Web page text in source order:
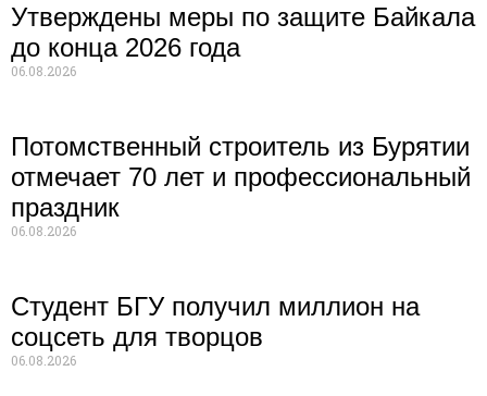
Утверждены меры по защите Байкала
до конца 2026 года
06.08.2026
Потомственный строитель из Бурятии
отмечает 70 лет и профессиональный
праздник
06.08.2026
Студент БГУ получил миллион на
соцсеть для творцов
06.08.2026